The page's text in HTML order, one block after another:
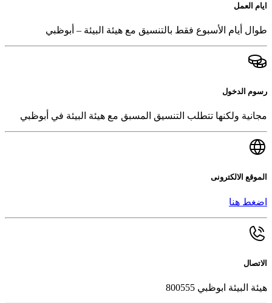
ايام العمل
طوال أيام الأسبوع فقط بالتنسيق مع هيئة البيئة – أبوظبي
رسوم الدخول
مجانية ولكنها تتطلب التنسيق المسبق مع هيئة البيئة في أبوظبي
الموقع الالكترونى
اضغط هنا
الاتصال
هيئة البيئة ابوظبي 800555